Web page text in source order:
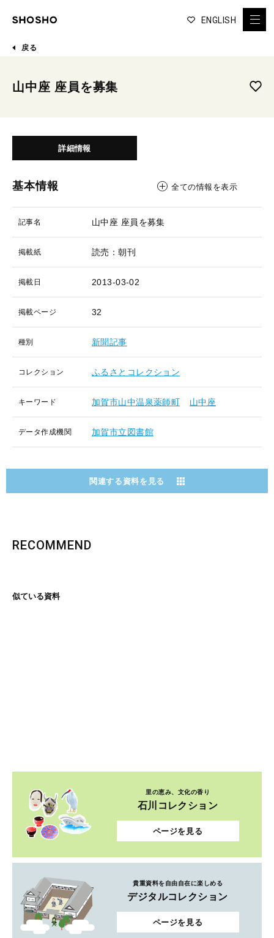
ENGLISH
戻る
山中座 座員を募集
詳細情報
基本情報 全ての情報を表示
記事名 山中座 座員を募集
掲載紙 読売：朝刊
掲載日 2013-03-02
掲載ページ 32
種別 新聞記事
コレクション ふるさとコレクション
キーワード 加賀市山中温泉薬師町 山中座
データ作成機関 加賀市立図書館
関連する資料を見る
RECOMMEND
似ている資料
里の恵み、文化の香り
石川コレクション
ページを見る
貴重資料を自由自在に楽しめる
デジタルコレクション
ページを見る